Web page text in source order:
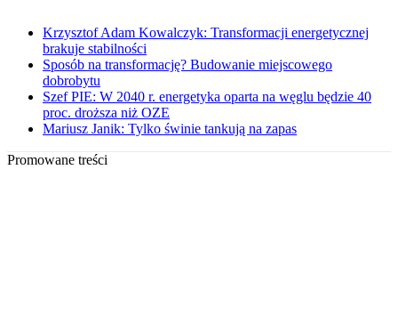
Krzysztof Adam Kowalczyk: Transformacji energetycznej
brakuje stabilności
Sposób na transformację? Budowanie miejscowego
dobrobytu
Szef PIE: W 2040 r. energetyka oparta na węglu będzie 40
proc. droższa niż OZE
Mariusz Janik: Tylko świnie tankują na zapas
Promowane treści